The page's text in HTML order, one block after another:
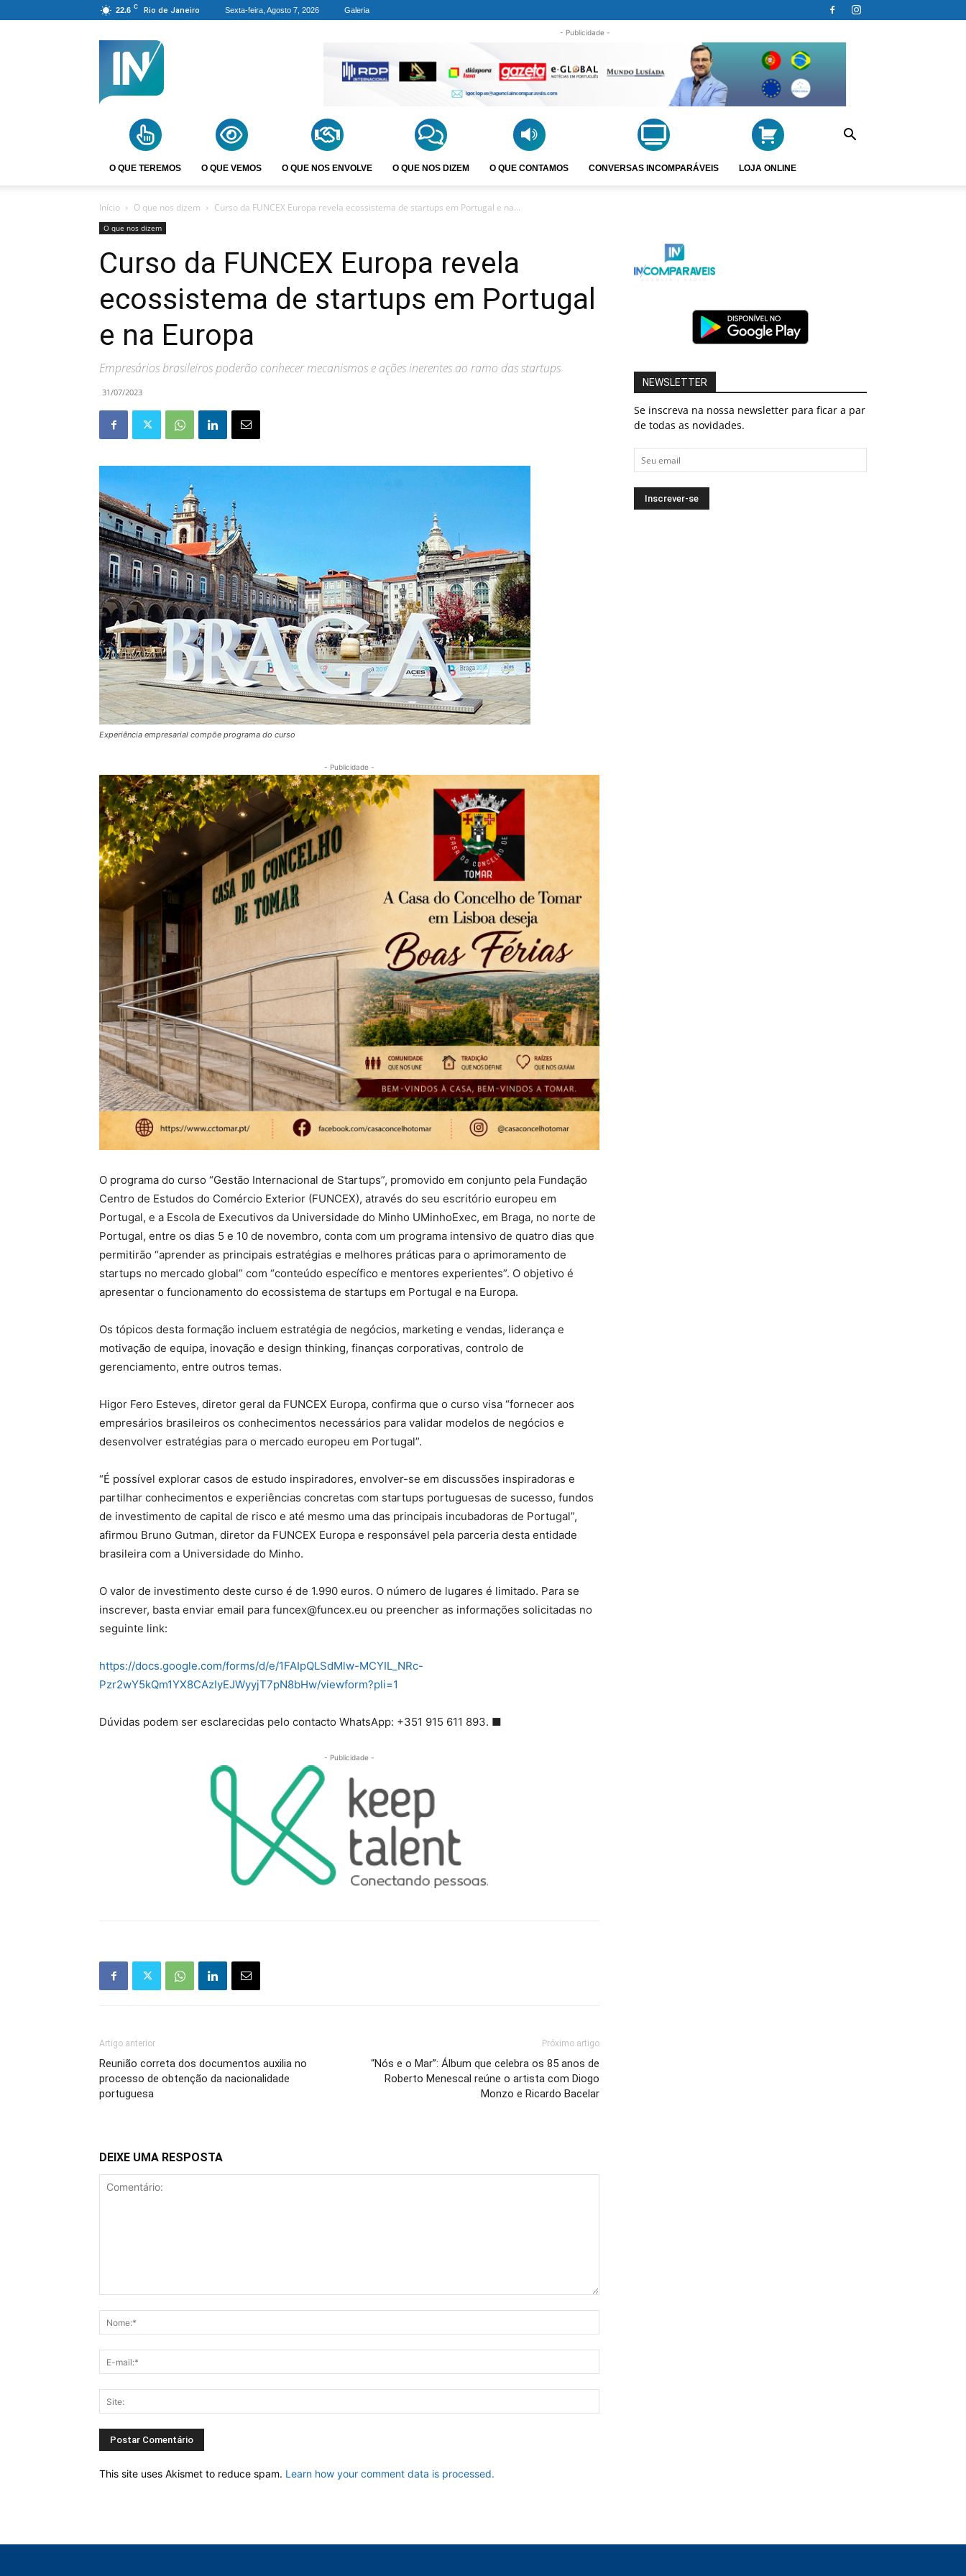
22.6 C Rio de Janeiro Sexta-feira, Agosto 7, 2026 Galeria
- Publicidade -
O QUE TEREMOS O QUE VEMOS O QUE NOS ENVOLVE O QUE NOS DIZEM O QUE CONTAMOS CONVERSAS INCOMPARÁVEIS LOJA ONLINE
Início O que nos dizem Curso da FUNCEX Europa revela ecossistema de startups em Portugal e na...
O que nos dizem
Curso da FUNCEX Europa revela
ecossistema de startups em Portugal
e na Europa
Empresários brasileiros poderão conhecer mecanismos e ações inerentes ao ramo das startups
31/07/2023
Experiência empresarial compõe programa do curso
- Publicidade -
O programa do curso “Gestão Internacional de Startups”, promovido em conjunto pela Fundação
Centro de Estudos do Comércio Exterior (FUNCEX), através do seu escritório europeu em
Portugal, e a Escola de Executivos da Universidade do Minho UMinhoExec, em Braga, no norte de
Portugal, entre os dias 5 e 10 de novembro, conta com um programa intensivo de quatro dias que
permitirão “aprender as principais estratégias e melhores práticas para o aprimoramento de
startups no mercado global” com “conteúdo específico e mentores experientes”. O objetivo é
apresentar o funcionamento do ecossistema de startups em Portugal e na Europa.
Os tópicos desta formação incluem estratégia de negócios, marketing e vendas, liderança e
motivação de equipa, inovação e design thinking, finanças corporativas, controlo de
gerenciamento, entre outros temas.
Higor Fero Esteves, diretor geral da FUNCEX Europa, confirma que o curso visa “fornecer aos
empresários brasileiros os conhecimentos necessários para validar modelos de negócios e
desenvolver estratégias para o mercado europeu em Portugal”.
“É possível explorar casos de estudo inspiradores, envolver-se em discussões inspiradoras e
partilhar conhecimentos e experiências concretas com startups portuguesas de sucesso, fundos
de investimento de capital de risco e até mesmo uma das principais incubadoras de Portugal”,
afirmou Bruno Gutman, diretor da FUNCEX Europa e responsável pela parceria desta entidade
brasileira com a Universidade do Minho.
O valor de investimento deste curso é de 1.990 euros. O número de lugares é limitado. Para se
inscrever, basta enviar email para funcex@funcex.eu ou preencher as informações solicitadas no
seguinte link:
https://docs.google.com/forms/d/e/1FAIpQLSdMlw-MCYIL_NRc-
Pzr2wY5kQm1YX8CAzIyEJWyyjT7pN8bHw/viewform?pli=1
Dúvidas podem ser esclarecidas pelo contacto WhatsApp: +351 915 611 893. ■
- Publicidade -
Artigo anterior
Reunião correta dos documentos auxilia no
processo de obtenção da nacionalidade
portuguesa
Próximo artigo
“Nós e o Mar”: Álbum que celebra os 85 anos de
Roberto Menescal reúne o artista com Diogo
Monzo e Ricardo Bacelar
DEIXE UMA RESPOSTA
This site uses Akismet to reduce spam. Learn how your comment data is processed.
NEWSLETTER
Se inscreva na nossa newsletter para ficar a par
de todas as novidades.